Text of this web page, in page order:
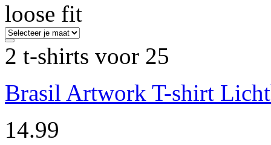
loose fit
2 t-shirts voor 25
Brasil Artwork T-shirt
14.99